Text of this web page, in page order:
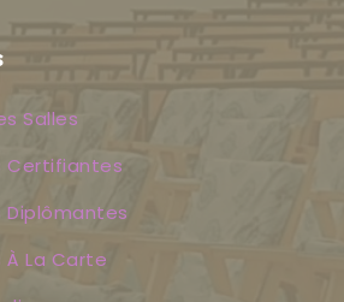
Salles
Certifiantes
Diplômantes
La Carte